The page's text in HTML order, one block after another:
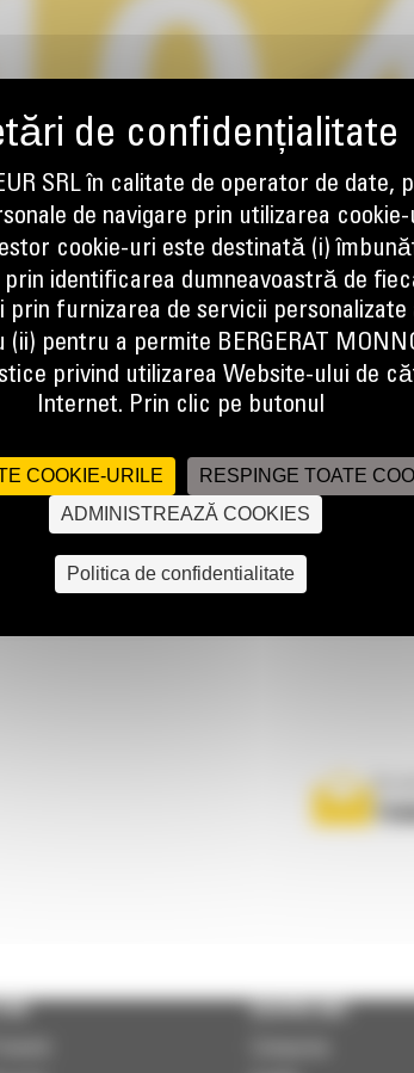
DESPRE NOI
SRL în calitate de operator de date,
de navigare prin utilizarea
cookie-uri este destinată (i)
prin identificarea dumneavoastră de
prin furnizarea de servicii personalizate
pentru a permite BERGERAT
privind utilizarea Website-ului de
Internet. Prin clic pe butonul
COOKIE-URILE
RESPINGE TOATE
ADMINISTREAZĂ COOKIES
Politica de confidentialitate